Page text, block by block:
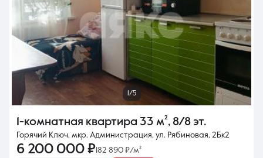
1/5
1-комнатная квартира 33 м², 8/8 эт.
Горячий Ключ, мкр. Администрация, ул. Рябиновая, 2Бк2
6 200 000 ₽ 182 890 ₽/м²